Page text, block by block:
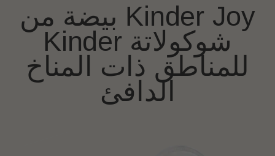
Kinder Joy بيضة من
شوكولاتة Kinder
للمناطق ذات المناخ
الدافئ